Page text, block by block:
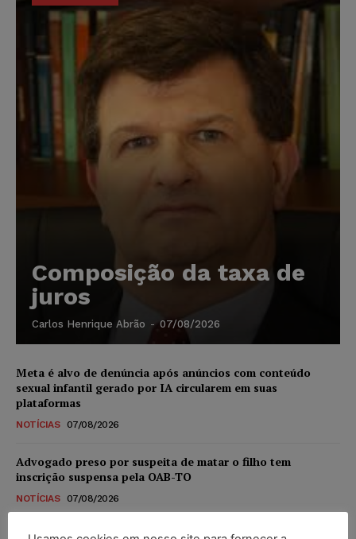
Composição da taxa de
juros
Carlos Henrique Abrão - 07/08/2026
Meta é alvo de denúncia após anúncios com conteúdo
sexual infantil gerado por IA circularem em suas
plataformas
NOTÍCIAS 07/08/2026
Advogado preso por suspeita de matar o filho tem
inscrição suspensa pela OAB-TO
NOTÍCIAS 07/08/2026
STF amplia isenção de IBS e CBS na compra de veículos